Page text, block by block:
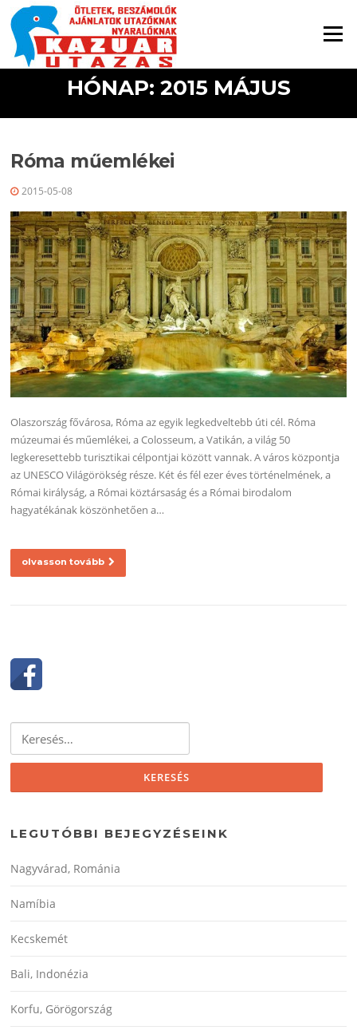
Ugrás a tartalomra
Menü
HÓNAP: 2015 MÁJUS
Róma műemlékei
2015-05-08
Olaszország fővárosa, Róma az egyik legkedveltebb úti cél. Róma
múzeumai és műemlékei, a Colosseum, a Vatikán, a világ 50
legkeresettebb turisztikai célpontjai között vannak. A város központja
az UNESCO Világörökség része. Két és fél ezer éves történelmének, a
Római királyság, a Római köztársaság és a Római birodalom
hagyatékának köszönhetően a…
olvasson tovább
LEGUTÓBBI BEJEGYZÉSEINK
Nagyvárad, Románia
Namíbia
Kecskemét
Bali, Indonézia
Korfu, Görögország